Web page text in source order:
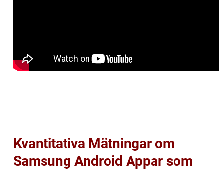
Kvantitativa Mätningar om
Samsung Android Appar som